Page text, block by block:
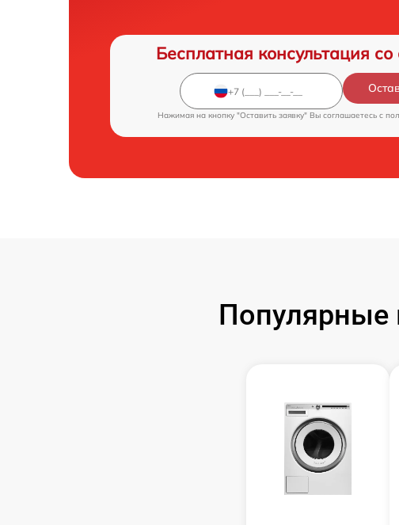
Бесплатная консультация
Нажимая на кнопку "Оставить заявку" Вы соглашаетесь c
Популярные